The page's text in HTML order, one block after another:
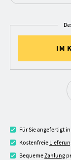
IM
Für Sie angefertigt
Kostenfreie
BequemeZahlung